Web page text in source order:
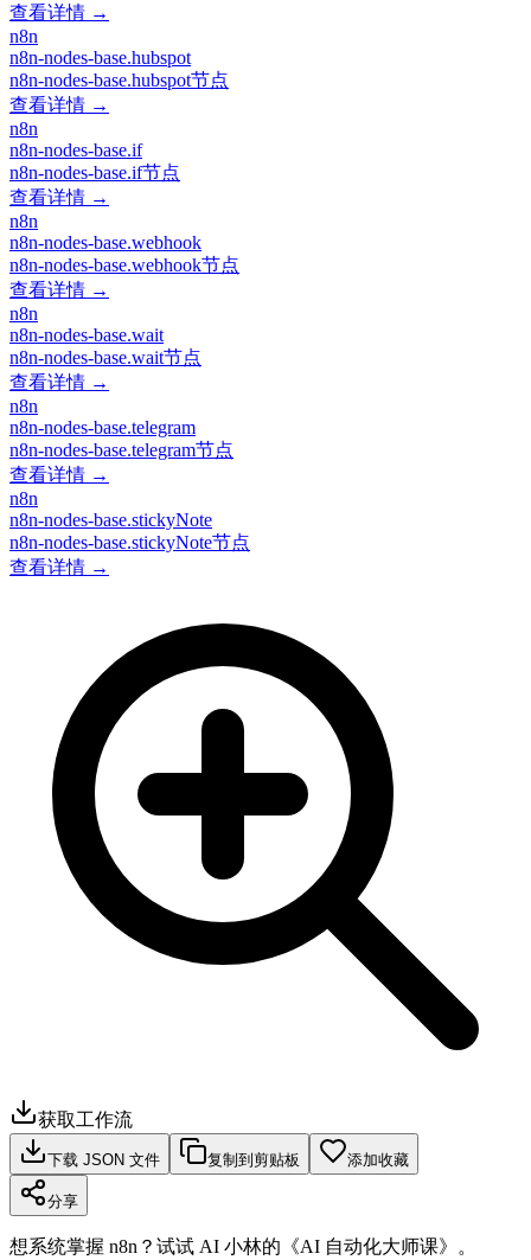
查看详情 →
n8n
n8n-nodes-base.hubspot
n8n-nodes-base.hubspot节点
查看详情 →
n8n
n8n-nodes-base.if
n8n-nodes-base.if节点
查看详情 →
n8n
n8n-nodes-base.webhook
n8n-nodes-base.webhook节点
查看详情 →
n8n
n8n-nodes-base.wait
n8n-nodes-base.wait节点
查看详情 →
n8n
n8n-nodes-base.telegram
n8n-nodes-base.telegram节点
查看详情 →
n8n
n8n-nodes-base.stickyNote
n8n-nodes-base.stickyNote节点
查看详情 →
获取工作流
下载 JSON 文件 复制到剪贴板 添加收藏
分享
想系统掌握 n8n？试试 AI 小林的《AI 自动化大师课》。